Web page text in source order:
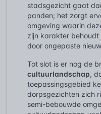
stadsgezicht gaat
panden; het zorgt
omgeving waarin
zijn karakter
door ongepaste
Tot slot is er nog de
cultuurlandschap,
toepassingsgebied
dorpsgezichten zich
semi-bebouwde